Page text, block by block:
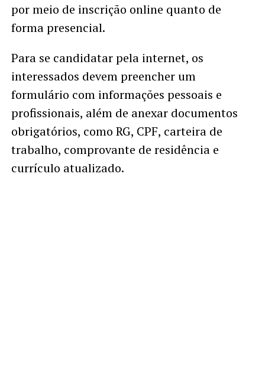
por meio de inscrição online quanto de
forma presencial.
Para se candidatar pela internet, os
interessados devem preencher um
formulário com informações pessoais e
profissionais, além de anexar documentos
obrigatórios, como RG, CPF, carteira de
trabalho, comprovante de residência e
currículo atualizado.